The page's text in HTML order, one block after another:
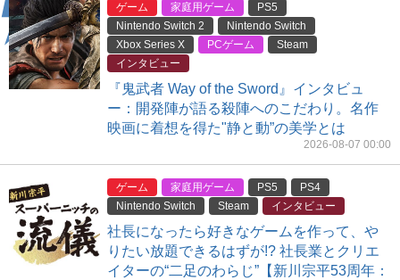
ゲーム 家庭用ゲーム
PS5
Nintendo Switch 2
Nintendo Switch
Xbox Series X
PCゲーム
Steam
インタビュー
『鬼武者 Way of the Sword』インタビュ
ー：開発陣が語る殺陣へのこだわり。名作
映画に着想を得た"静と動”の美学とは
2026-08-07 00:00
ゲーム 家庭用ゲーム PS5
PS4
Nintendo Switch
Steam インタビュー
社長になったら好きなゲームを作って、や
りたい放題できるはずが!? 社長業とクリエ
イターの“二足のわらじ”【新川宗平53周年：